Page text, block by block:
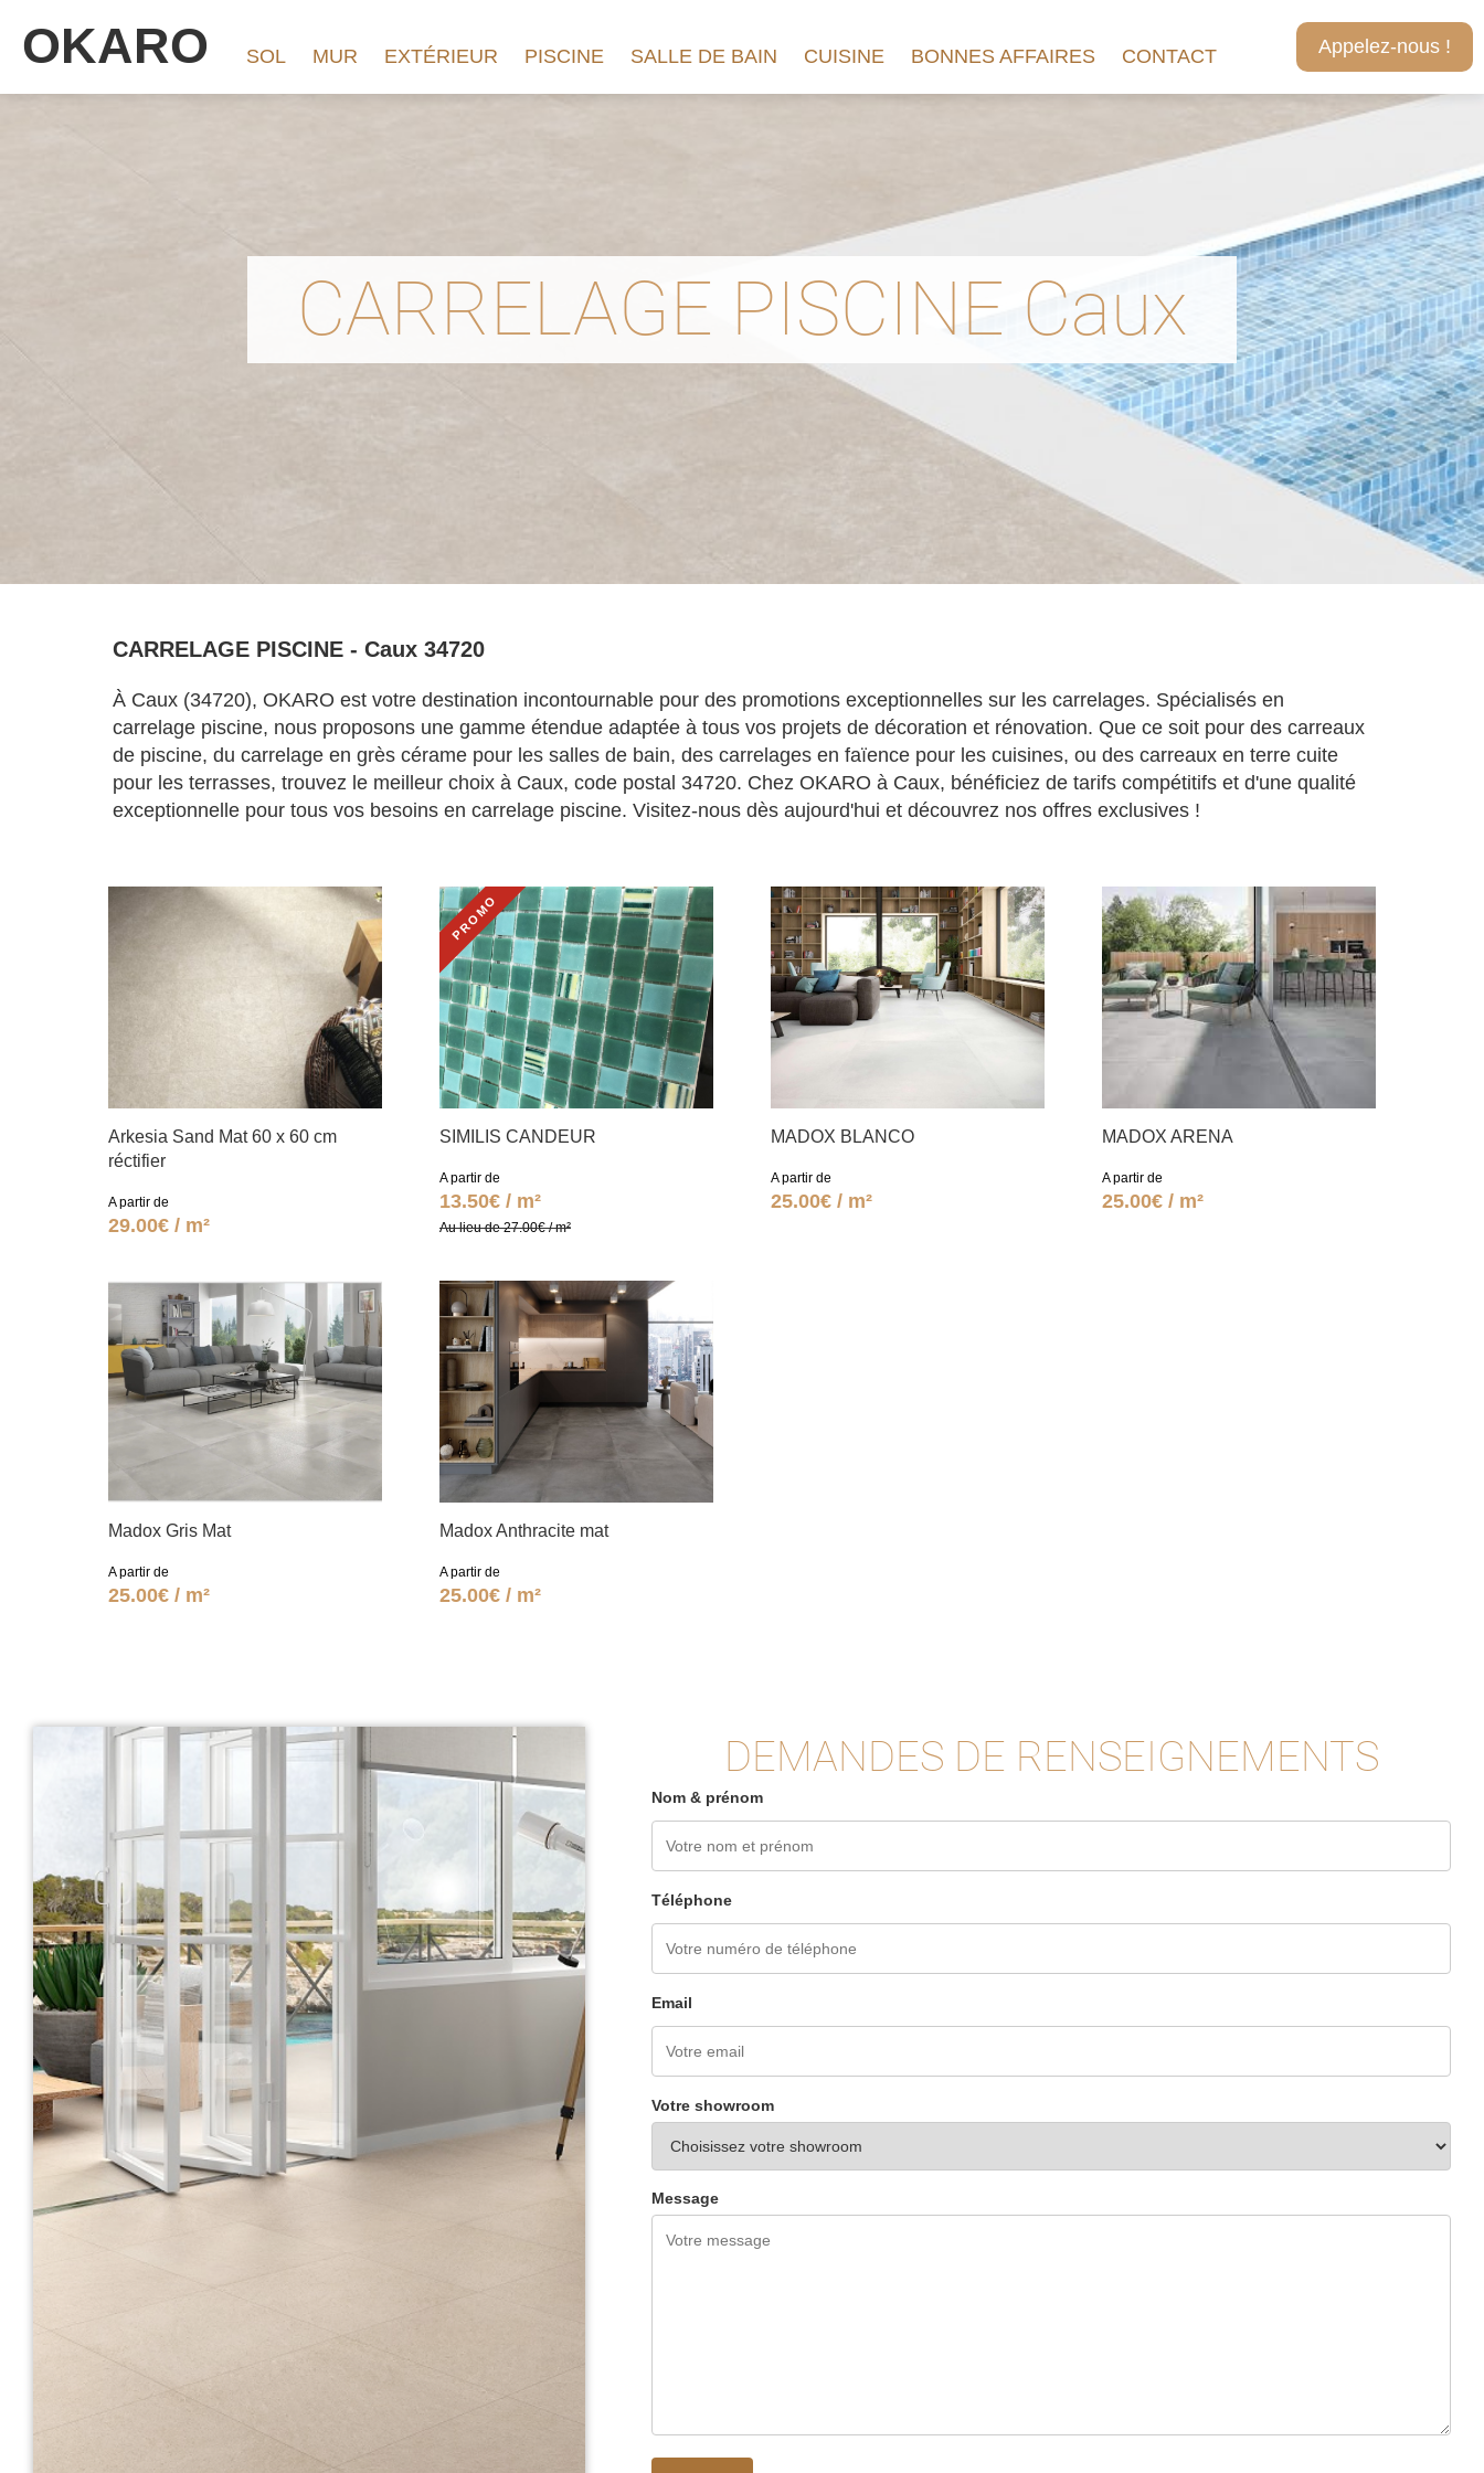
Appelez-nous !
OKARO SOL MUR EXTÉRIEUR PISCINE SALLE DE BAIN CUISINE BONNES AFFAIRES CONTACT
CARRELAGE PISCINE Caux
CARRELAGE PISCINE - Caux 34720
À Caux (34720), OKARO est votre destination incontournable pour des promotions exceptionnelles sur les carrelages. Spécialisés en
carrelage piscine, nous proposons une gamme étendue adaptée à tous vos projets de décoration et rénovation. Que ce soit pour des carreaux
de piscine, du carrelage en grès cérame pour les salles de bain, des carrelages en faïence pour les cuisines, ou des carreaux en terre cuite
pour les terrasses, trouvez le meilleur choix à Caux, code postal 34720. Chez OKARO à Caux, bénéficiez de tarifs compétitifs et d'une qualité
exceptionnelle pour tous vos besoins en carrelage piscine. Visitez-nous dès aujourd'hui et découvrez nos offres exclusives !
Arkesia Sand Mat 60 x 60 cm
réctifier
A partir de
29.00€ / m²
PROMO
SIMILIS CANDEUR
A partir de
13.50€ / m²
Au lieu de 27.00€ / m²
MADOX BLANCO
A partir de
25.00€ / m²
MADOX ARENA
A partir de
25.00€ / m²
Madox Gris Mat
A partir de
25.00€ / m²
Madox Anthracite mat
A partir de
25.00€ / m²
DEMANDES DE RENSEIGNEMENTS
Nom & prénom
Téléphone
Email
Votre showroom
Message